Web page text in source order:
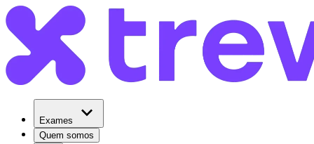
Exames
Quem somos